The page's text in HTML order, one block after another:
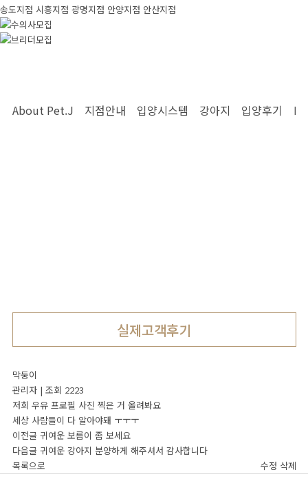
송도지점 시흥지점 광명지점 안양지점 안산지점
입양후기
소개합니다
Pet.J 스토리
펫제이 일상
About Pet.J 지점안내 입양시스템 강아지 입양후기
실제고객후기
막둥이
관리자 | 조회 2223
저희 우유 프로필 사진 찍은 거 올려봐요
세상 사람들이 다 알아야돼 ㅜㅜㅜ
이전글 귀여운 보름이 좀 보세요
다음글 귀여운 강아지 분양하게 해주셔서 감사합니다
목록으로
수정 삭제